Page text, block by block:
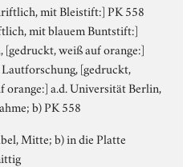
mit Bleistift:] PK 558
mit blauem Buntstift:]
[gedruckt, weiß auf orange:]
[gedruckt,
orange:] a.d. Universität Berlin,
b) PK 558
Mitte; b) in die Platte